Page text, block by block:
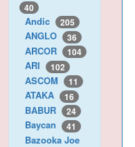
40
Andic 205
ANGLO 36
ARCOR 104
ARI 102
ASCOM 11
ATAKA 16
BABUR 24
Baycan 41
Bazooka Joe